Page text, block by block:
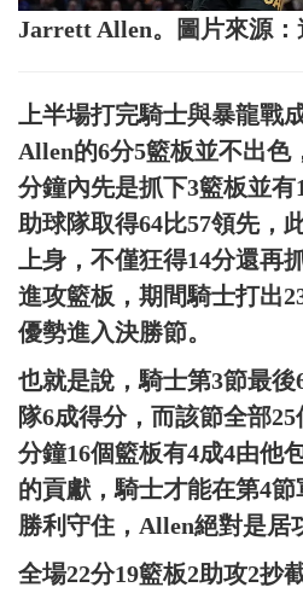
Jarrett Allen。圖片來源：
上半場打完騎士與暴龍戰
Allen的6分5籃板並不出色
分鐘內先是抓下3籃板並
助球隊取得64比57領先，
上身，不僅狂得14分還再
進攻籃板，期間騎士打出
優勢進入決勝節。
也就是說，騎士第3節最
隊6成得分，而該節全部
分鐘16個籃板有4成4由他
的貢獻，騎士才能在第4
勝利守住，Allen絕對是居
全場22分19籃板2助攻2抄